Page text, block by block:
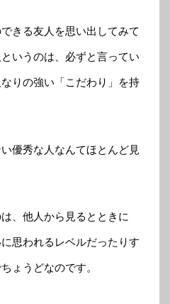
きる友人を思い出してみて
いうのは、必ずと言ってい
りの強い「こだわり」を持
優秀な人なんてほとんど見
、他人から見るとときに
思われるレベルだったりす
ょうどなのです。